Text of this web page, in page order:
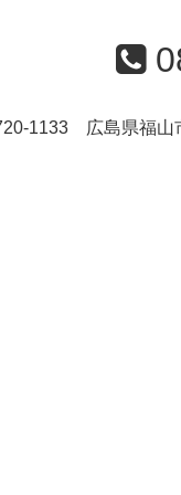
1133 広島県福山